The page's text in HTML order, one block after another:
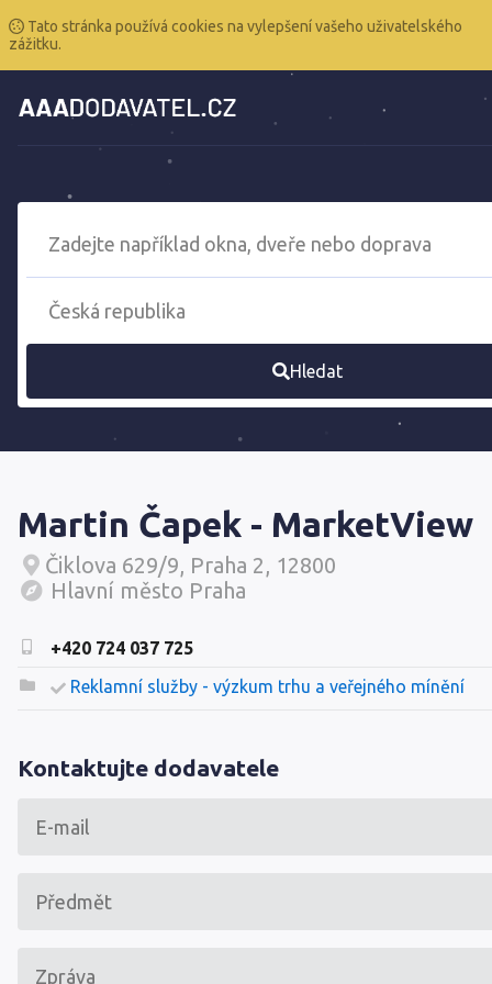
Tato stránka používá cookies na vylepšení vašeho uživatelského
zážitku.
Hledat
Martin Čapek - MarketView
Čiklova 629/9, Praha 2, 12800
Hlavní město Praha
+420 724 037 725
Reklamní služby - výzkum trhu a veřejného mínění
Kontaktujte dodavatele